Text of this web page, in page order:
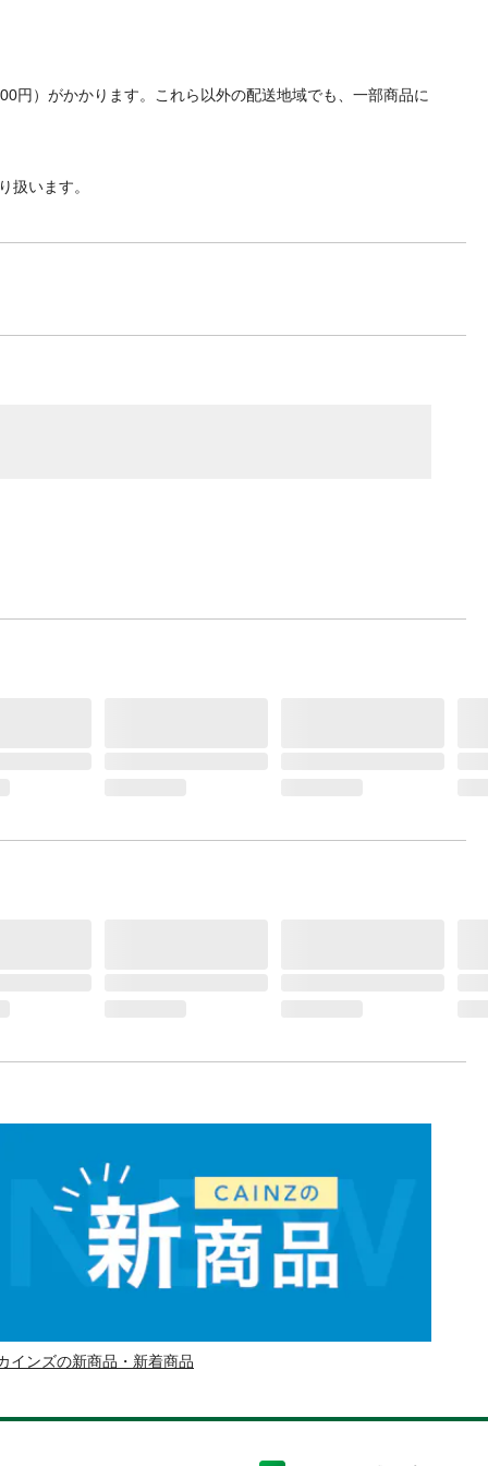
円）がかかります。これら以外の配送地域でも、一部商品に
扱います。
インズの新商品・新着商品